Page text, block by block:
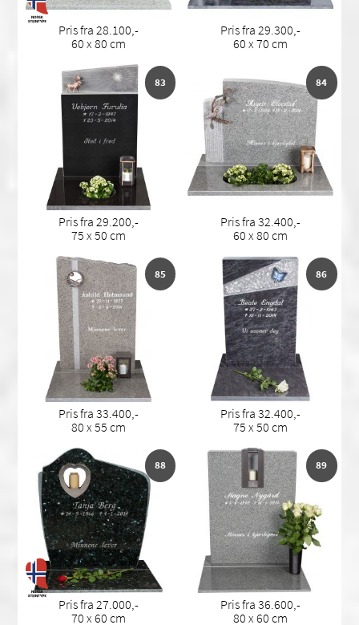
Pris fra 28.100,-
60 x 80 cm
Pris fra 29.300,-
60 x 70 cm
83
Pris fra 29.200,-
75 x 50 cm
84
Pris fra 32.400,-
60 x 80 cm
85
Pris fra 33.400,-
80 x 55 cm
86
Pris fra 32.400,-
75 x 50 cm
88
Pris fra 27.000,-
70 x 60 cm
89
Pris fra 36.600,-
80 x 60 cm